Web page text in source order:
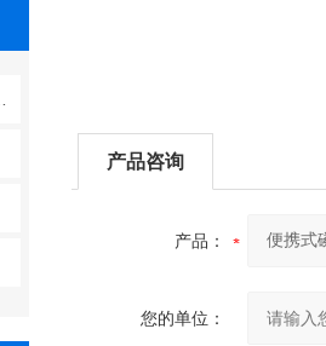
产品咨询
产品：
您的单位：